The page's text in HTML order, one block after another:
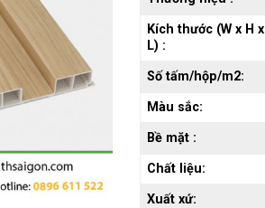
Kích thước (W x H x
L) :
Số tấm/hộp/m2:
Màu sắc:
Bề mặt :
Chất liệu:
Xuất xứ: